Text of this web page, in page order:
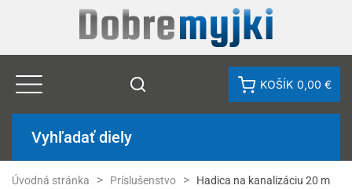
KOŠÍK 0,00 €
Vyhľadať diely
Úvodná stránka Príslušenstvo
Hadica na kanalizáciu 20 m